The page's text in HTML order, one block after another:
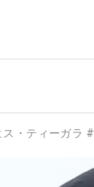
ス・ティーガラ #